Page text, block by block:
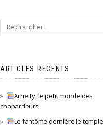
ARTICLES RÉCENTS
Arrietty, le petit monde des
chapardeurs
Le fantôme dernière le temple